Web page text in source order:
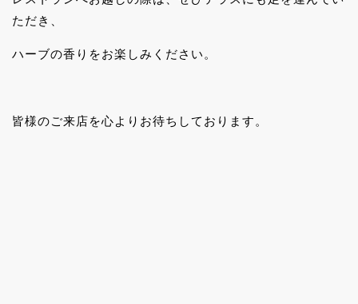
ただき、
ハーブの香りをお楽しみください。
皆様のご来店を心よりお待ちしております。